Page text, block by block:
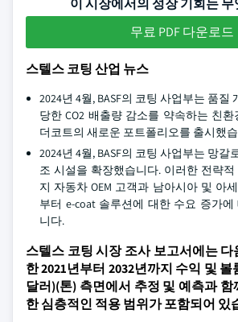
이 시장에서의 성장 기회는 무
무료 PDF 다운로드
스텔스 코팅 산업 뉴스
2024년 4월, BASF의 코팅 사업부는 품질
당한 CO2 배출량 감소를 약속하는 친
더코트의 새로운 포트폴리오를 출시했
2024년 4월, BASF의 코팅 사업부는 망갈
조 시설을 확장했습니다. 이러한 전략
지 자동차 OEM 고객과 남아시아 및 아
부터 e-coat 솔루션에 대한 수요 증가
니다.
스텔스 코팅 시장 조사 보고서에는 다
한 2021년부터 2032년까지 수익 및
달러)(톤) 측면에서 추정 및 예측과 함
한 심층적인 적용 범위가 포함되어 있